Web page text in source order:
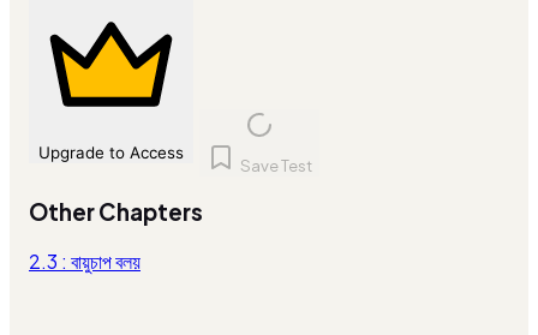
Upgrade to Access
Save Test
Other Chapters
2.3 : বায়ুচাপ বলয়